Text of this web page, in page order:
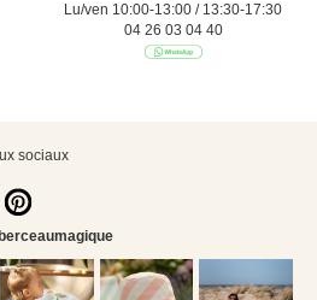
Lu/ven 10:00-13:00 / 13:30-17:30
04 26 03 04 40
sociaux